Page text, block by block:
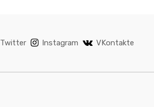
Twitter Instagram VKontakte